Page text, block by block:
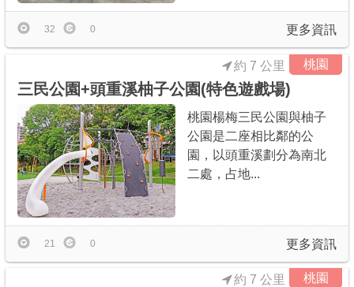
更多資訊
32 0
桃園
三民公園+頭重溪柚子公園(特色遊戲場)
約 7 公里
桃園楊梅三民公園與柚子
公園是二座相比鄰的公
園，以頭重溪劃分為南北
二處，占地...
更多資訊
21 0
桃園
約 7 公里